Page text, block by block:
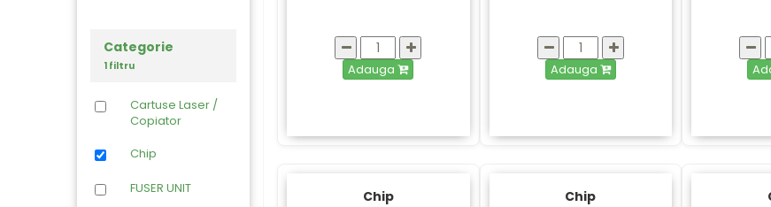
Categorie
1 filtru
Cartuse Laser /
Copiator
Chip
FUSER UNIT
Adauga Adauga
Chip Chip